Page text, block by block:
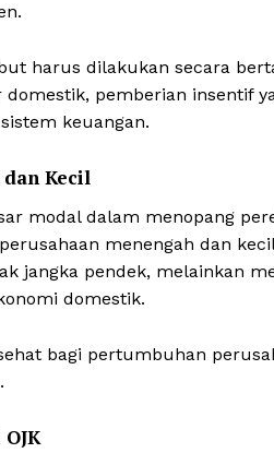
NOW
harus dilakukan secara
pemberian insentif
keuangan.
dan Kecil
modal dalam menopang
menengah dan
jangka pendek, melainkan
domestik.
bagi pertumbuhan